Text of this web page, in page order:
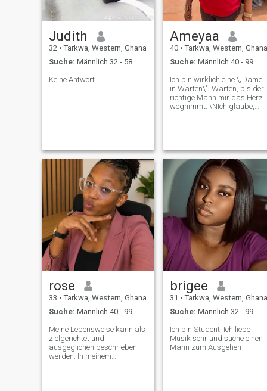
Judith
32 • Tarkwa, Western, Ghana
Suche: Männlich 32 - 58
Keine Antwort
Ameyaa
40 • Tarkwa, Western, Ghana
Suche: Männlich 40 - 99
Ich bin wirklich eine \„Dame
in Warten\". Warten, bis der
richtige Mann mir das Herz
wegnimmt. \NIch glaube,
dieselben Interessen teilen
müssen, solange
gegenseitiger Respekt und
gegenseitiges Rückdenken
vorhanden sind. \NIch bin
dem Extremfall treu. \NIch
habe das Gefühl, dass ich
das perfekte Leben habe,
außer dem Wunsch,
jemanden zu haben, mit ihm
zu teilen.
rose
33 • Tarkwa, Western, Ghana
Suche: Männlich 40 - 99
Meine Lebensweise kann als
zielgerichtet und
ausgeglichen beschrieben
werden. In meinem
brigee
31 • Tarkwa, Western, Ghana
Suche: Männlich 32 - 99
Ich bin Student. Ich liebe
Musik sehr und suche einen
Mann zum Ausgehen